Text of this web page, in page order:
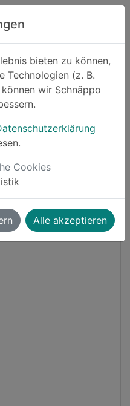
Hauptinhalt springen
bieten zu können,
Technologien (z. B.
wir Schnäppo
Cookies
Alle akzeptieren
Suchen
und Getränke
-33%